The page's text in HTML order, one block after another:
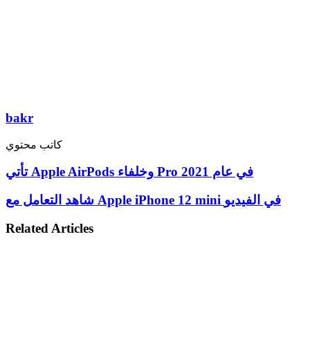
bakr
كاتب محتوي
تأتي Apple AirPods وخلفاء Pro في عام 2021
شاهد التعامل مع Apple iPhone 12 mini في الفيديو
Related Articles